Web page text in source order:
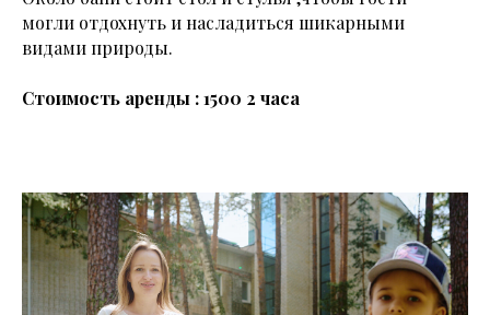
могли отдохнуть и насладиться шикарными
видами природы.
Стоимость аренды : 1500 2 часа